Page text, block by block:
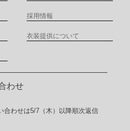
採用情報
衣装提供について
わせ
合わせは5/7（木）以降順次返信